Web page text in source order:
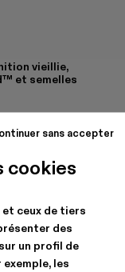
cookies
ceux de tiers
des
un profil de
les
sans accepter
vieillie,
et semelles
012 009 - Bottes
- A700012-007
- A700012-
Vamonos -Vamonos -